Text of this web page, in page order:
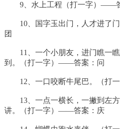
9、水上工程（打一字）——
10、国字玉出门，人才进了
团
11、一个小朋友，进门瞧一瞧
到。（打一字）——答案：问
12、一口咬断牛尾巴。（打
13、一点一横长，一撇到左方
讲。（打一字）——答案：庆